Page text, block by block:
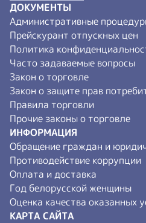
ДОКУМЕНТЫ
Административные
Прейскурант отпускных цен
Политика
Часто задаваемые вопросы
Закон о торговле
Закон о защите прав
Правила торговли
Прочие законы о торговле
ИНФОРМАЦИЯ
Обращение граждан и
Противодействие коррупции
Оплата и доставка
Год белорусской женщины
Оценка качества оказанных
КАРТА САЙТА